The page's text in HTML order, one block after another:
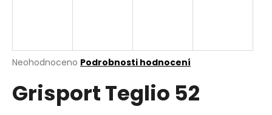
Průměrné
produktu
je
Neohodnoceno Podrobnosti hodnocení
Grisport Teglio 52
í
t